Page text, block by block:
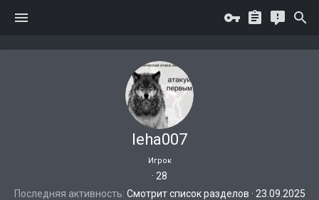
leha007
Игрок
· 28
Последняя активность Смотрит список разделов · 23.09.2025